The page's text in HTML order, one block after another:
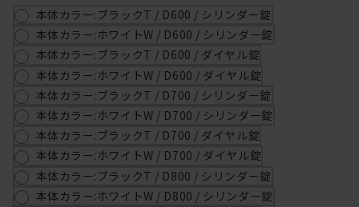
本体カラー:ブラックT / D600 / シリンダー錠
本体カラー:ホワイトW / D600 / シリンダー錠
本体カラー:ブラックT / D600 / ダイヤル錠
本体カラー:ホワイトW / D600 / ダイヤル錠
本体カラー:ブラックT / D700 / シリンダー錠
本体カラー:ホワイトW / D700 / シリンダー錠
本体カラー:ブラックT / D700 / ダイヤル錠
本体カラー:ホワイトW / D700 / ダイヤル錠
本体カラー:ブラックT / D800 / シリンダー錠
本体カラー:ホワイトW / D800 / シリンダー錠